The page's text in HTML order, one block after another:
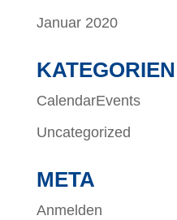
Januar 2020
KATEGORIEN
CalendarEvents
Uncategorized
META
Anmelden